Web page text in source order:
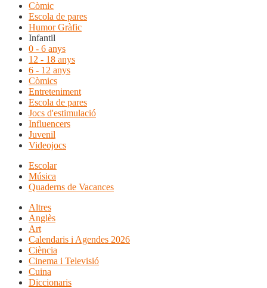
Còmic
Escola de pares
Humor Gràfic
Infantil
0 - 6 anys
12 - 18 anys
6 - 12 anys
Còmics
Entreteniment
Escola de pares
Jocs d'estimulació
Influencers
Juvenil
Videojocs
Escolar
Música
Quaderns de Vacances
Altres
Anglès
Art
Calendaris i Agendes 2026
Ciència
Cinema i Televisió
Cuina
Diccionaris